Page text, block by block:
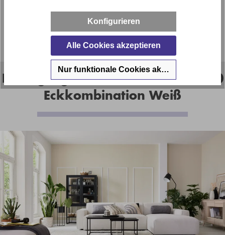
so etwas wie der Mittelpunkt des Zuhauses und ganz
sicher das Herzstück der JustB!-Kollektion.
Ein Highlight: Die Roomio No. 4100
Eckkombination Weiß
Konfigurieren
Alle Cookies akzeptieren
Nur funktionale Cookies akzeptieren